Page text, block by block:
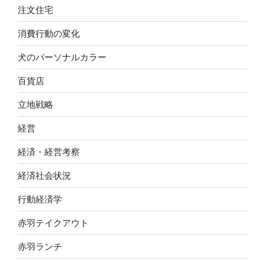
注文住宅
消費行動の変化
犬のパーソナルカラー
百貨店
立地戦略
経営
経済・経営考察
経済社会状況
行動経済学
赤羽テイクアウト
赤羽ランチ